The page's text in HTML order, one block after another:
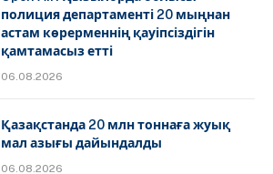
полиция департаменті 20 мыңнан
астам көрерменнің қауіпсіздігін
қамтамасыз етті
06.08.2026
Қазақстанда 20 млн тоннаға жуық
мал азығы дайындалды
06.08.2026